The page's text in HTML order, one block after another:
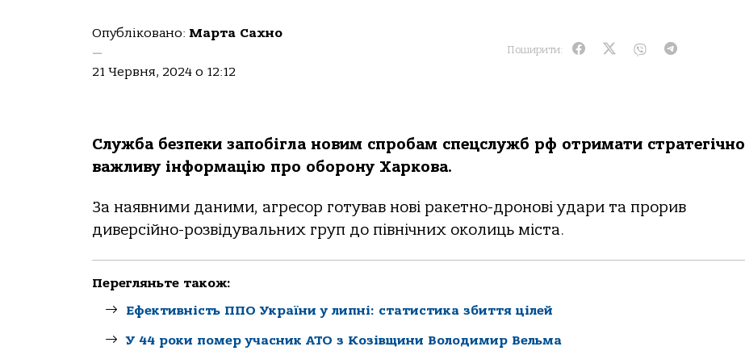
Опубліковано: Марта Сахно
—
21 Червня, 2024 о 12:12
Поширити:
Служба безпеки запобігла новим спробам спецслужб рф отримати стратегічно
важливу інформацію про оборону Харкова.
За наявними даними, агресор готував нові ракетно-дронові удари та прорив
диверсійно-розвідувальних груп до північних околиць міста.
Перегляньте також:
Ефективність ППО України у липні: статистика збиття цілей
У 44 роки помер учасник АТО з Козівщини Володимир Вельма